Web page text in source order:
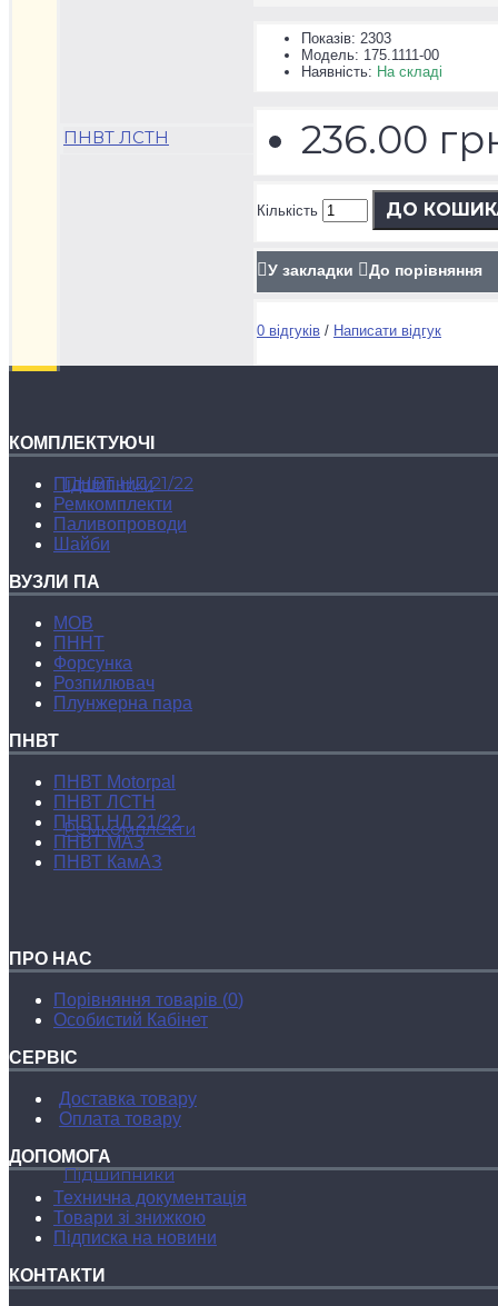
ПНВТ ЛСТН
ПНВТ НД 21/22
Ремкомплекти
Підшипники
Показiв: 2303
Модель: 175.1111-00
Наявність: На складі
236.00
Кількість ДО
У закладки До порівняння
0 відгуків / Написати відгук
КОМПЛЕКТУЮЧІ
Підшипники
Ремкомплекти
Паливопроводи
Шайби
ВУЗЛИ ПА
МОВ
ПННТ
Форсунка
Розпилювач
Плунжерна пара
ПНВТ
ПНВТ Motorpal
ПНВТ ЛСТН
ПНВТ НД 21/22
ПНВТ МАЗ
ПНВТ КамАЗ
ПРО НАС
Порівняння товарів (0)
Особистий Кабінет
СЕРВІС
Доставка товару
Оплата товару
ДОПОМОГА
Технична документацiя
Товари зі знижкою
Підписка на новини
КОНТАКТИ